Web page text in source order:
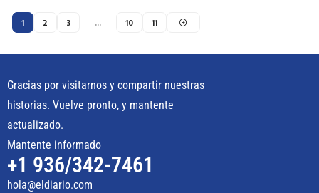
1 2 3 … 10 11
Gracias por visitarnos y compartir nuestras
historias. Vuelve pronto, y mantente
actualizado.
Mantente informado
+1 936/342-7461
hola@eldiario.com